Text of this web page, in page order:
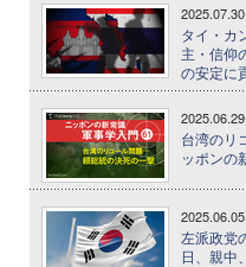
2025.07.30
タイ・カ
主・信仰
の安定に
2025.06.29
台湾のリ
ッポンの
2025.06.05
左派政党
日、親中